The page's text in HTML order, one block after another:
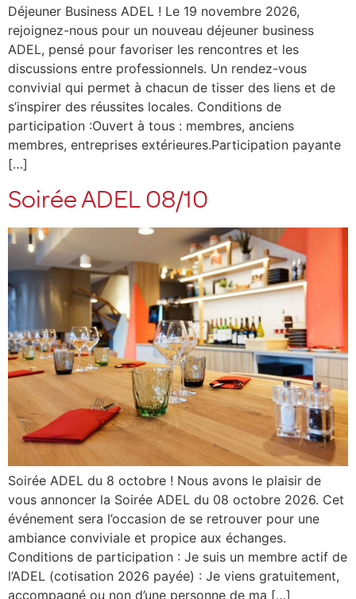
Déjeuner Business ADEL ! Le 19 novembre 2026,
rejoignez-nous pour un nouveau déjeuner business
ADEL, pensé pour favoriser les rencontres et les
discussions entre professionnels. Un rendez-vous
convivial qui permet à chacun de tisser des liens et de
s’inspirer des réussites locales. Conditions de
participation :Ouvert à tous : membres, anciens
membres, entreprises extérieures.Participation payante
[…]
Soirée ADEL 08/10
Soirée ADEL du 8 octobre ! Nous avons le plaisir de
vous annoncer la Soirée ADEL du 08 octobre 2026. Cet
événement sera l’occasion de se retrouver pour une
ambiance conviviale et propice aux échanges.
Conditions de participation : Je suis un membre actif de
l’ADEL (cotisation 2026 payée) : Je viens gratuitement,
accompagné ou non d’une personne de ma […]